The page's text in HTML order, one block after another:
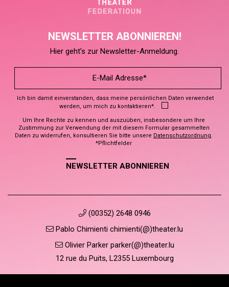
NEWSLETTER ABONNIEREN!
Hier geht’s zur Newsletter-Anmeldung.
Ich bin damit einverstanden, dass meine persönlichen Daten verwendet
werden, um mich zu kontaktieren*.
Um Ihre Rechte zu kennen und auszuüben, insbesondere um Ihre
Zustimmung zur Verwendung der mit diesem Formular gesammelten
Daten zu widerrufen, konsultieren Sie bitte unsere Datenschutzordnung.
*Pflichtfelder
NEWSLETTER ABONNIEREN
(00352) 2648 0946
Pablo Chimienti chimienti(@)theater.lu
Olivier Parker parker(@)theater.lu
12 rue du Puits, L2355 Luxembourg